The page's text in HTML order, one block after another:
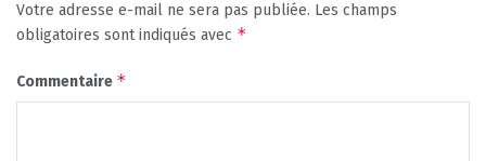
Votre adresse e-mail ne sera pas publiée. Les champs
obligatoires sont indiqués avec *
Commentaire *